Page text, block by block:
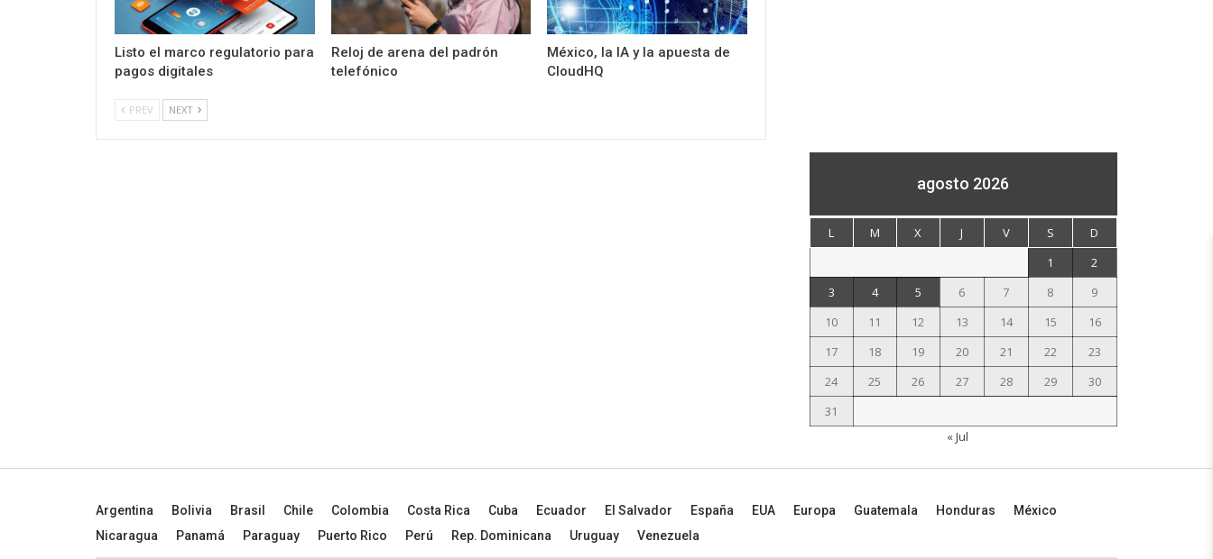
Listo el marco regulatorio para
pagos digitales
Reloj de arena del padrón
telefónico
México, la IA y la apuesta de
CloudHQ
PREV NEXT
agosto 2026
L M X J V S
D
1
2
3
4 5 6 7 8
9
10
11 12 13 14 15
16
17
18 19 20 21 22
23
24
25 26 27 28 29
30
31
« Jul
Argentina Bolivia Brasil Chile Colombia Costa Rica Cuba Ecuador El Salvador España EUA Europa Guatemala Honduras
México
Nicaragua
Panamá Paraguay Puerto Rico Perú Rep. Dominicana Uruguay Venezuela